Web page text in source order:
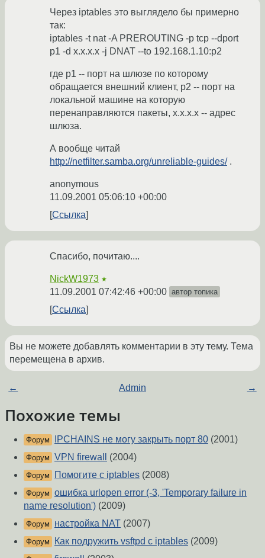
Через iptables это выглядело бы примерно
так:
iptables -t nat -A PREROUTING -p tcp --dport
p1 -d x.x.x.x -j DNAT --to 192.168.1.10:p2
где p1 -- порт на шлюзе по которому
обращается внешний клиент, p2 -- порт на
локальной машине на которую
перенаправляются пакеты, x.x.x.x -- адрес
шлюза.
А вообще читай
http://netfilter.samba.org/unreliable-guides/.
anonymous
11.09.2001 05:06:10 +00:00
Ссылка
Спасибо, почитаю....
NickW1973 ★
11.09.2001 07:42:46 +00:00 автор топика
Ссылка
Вы не можете добавлять комментарии в эту тему. Тема
перемещена в архив.
← Admin →
Похожие темы
Форум IPCHAINS не могу закрыть порт 80 (2001)
Форум VPN firewall (2004)
Форум Помогите с iptables (2008)
Форум ошибка urlopen error (-3, 'Temporary failure in
name resolution') (2009)
Форум настройка NAT (2007)
Форум Как подружить vsftpd с iptables (2009)